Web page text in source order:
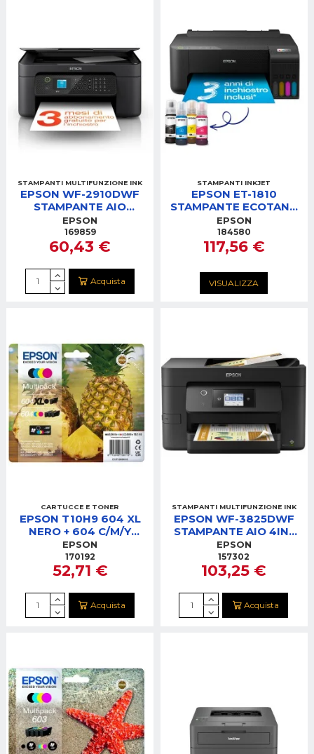
STAMPANTI MULTIFUNZIONE INK
EPSON WF-2910DWF
STAMPANTE AIO
INKJET4IN1
WIFI/FAX/FRONTERETRO/DISPLAY
EPSON
169859
60,43 €
Acquista
STAMPANTI INKJET
EPSON ET-1810
STAMPANTE ECOTANK
COLOR WIFI FRONTE-
RETRO MANUALE
EPSON
184580
117,56 €
VISUALIZZA
CARTUCCE E TONER
EPSON T10H9 604 XL
NERO + 604 C/M/Y
MULTIPACK CARTUCCE
EPSON
170192
52,71 €
Acquista
STAMPANTI MULTIFUNZIONE INK
EPSON WF-3825DWF
STAMPANTE AIO 4IN1
FAX/WIFI/ADF
EPSON
157302
103,25 €
Acquista